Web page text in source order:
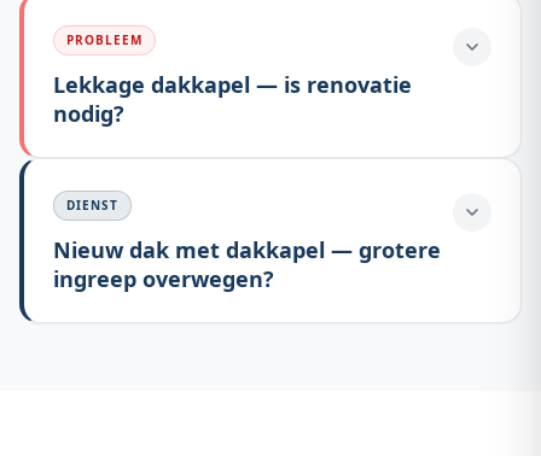
PROBLEEM
Lekkage dakkapel — is renovatie
nodig?
DIENST
Nieuw dak met dakkapel — grotere
ingreep overwegen?